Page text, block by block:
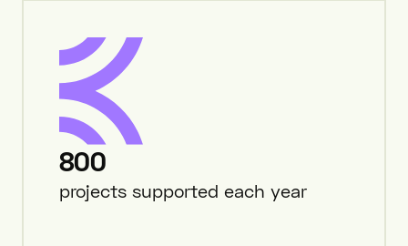
800
projects supported each year